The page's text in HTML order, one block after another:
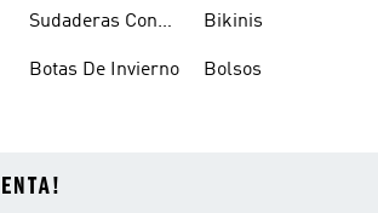
Sudaderas Con
Botas De Invierno
Bikinis
Bolsos